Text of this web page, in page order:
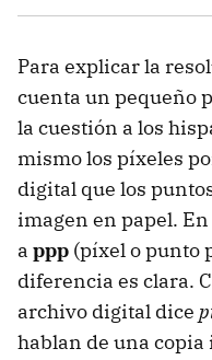
Para explicar la
cuenta un pequeño
la cuestión a los
mismo los píxeles
digital que los
imagen en papel.
a ppp (píxel o punto
diferencia es clara.
archivo digital dice
hablan de una copia